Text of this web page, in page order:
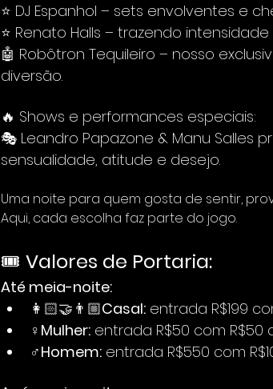
⭐ DJ Espanhol – sets envolventes e
⭐ Renato Halls – trazendo
🤖 Robôtron Tequileiro – nosso
diversão.
🔥 Shows e performances especiais:
🎭 Leandro Papazone & Manu
sensualidade, atitude e desejo.
Uma noite para quem gosta de sentir,
Aqui, cada escolha faz parte do jogo.
🎟️ Valores de Portaria:
Até meia-noite:
👩🏻‍🤝‍👨🏼Casal: entrada R$199
♀️ Mulher: entrada R$50 com R$50
♂️Homem: entrada R$550 com